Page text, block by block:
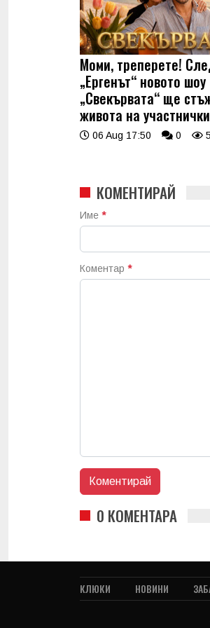
Моми, треперете!
„Ергенът“ новото шоу
„Свекървата“ ще
живота на
06 Aug 17:50 0
КОМЕНТИРАЙ
Име *
Коментар *
0 КОМЕНТАРА
КЛЮКИ НОВИНИ